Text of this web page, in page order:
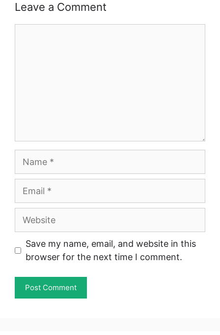
Leave a Comment
Name
Email
Website
Save my name, email, and website in this
browser for the next time I comment.